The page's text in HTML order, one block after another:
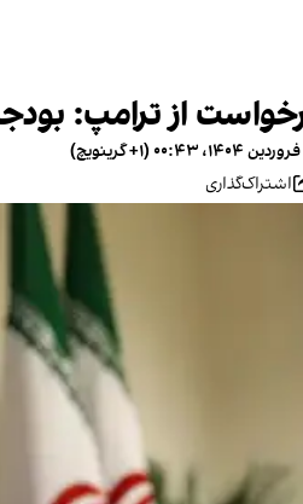
از ترامپ:
اشتراک‌گذاری